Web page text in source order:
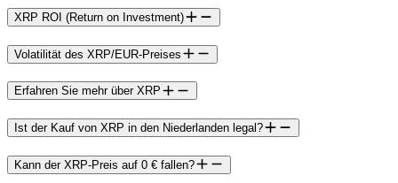
XRP ROI (Return on Investment)
Volatilität des XRP/EUR-Preises
Erfahren Sie mehr über XRP
Ist der Kauf von XRP in den Niederlanden legal?
Kann der XRP-Preis auf 0 € fallen?